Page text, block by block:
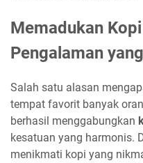
Memadukan
Pengalaman
Salah satu alasan
tempat favorit banyak
berhasil menggabungkan
kesatuan yang harmonis.
menikmati kopi yang